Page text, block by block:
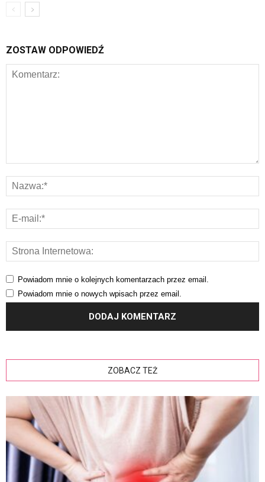
ZOSTAW ODPOWIEDŹ
Powiadom mnie o kolejnych komentarzach przez email.
Powiadom mnie o nowych wpisach przez email.
ZOBACZ TEŻ